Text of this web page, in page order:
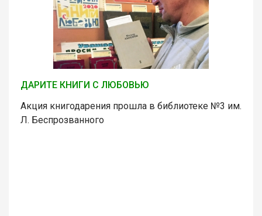
ДАРИТЕ КНИГИ С ЛЮБОВЬЮ
Акция книгодарения прошла в библиотеке №3 им.
Л. Беспрозванного